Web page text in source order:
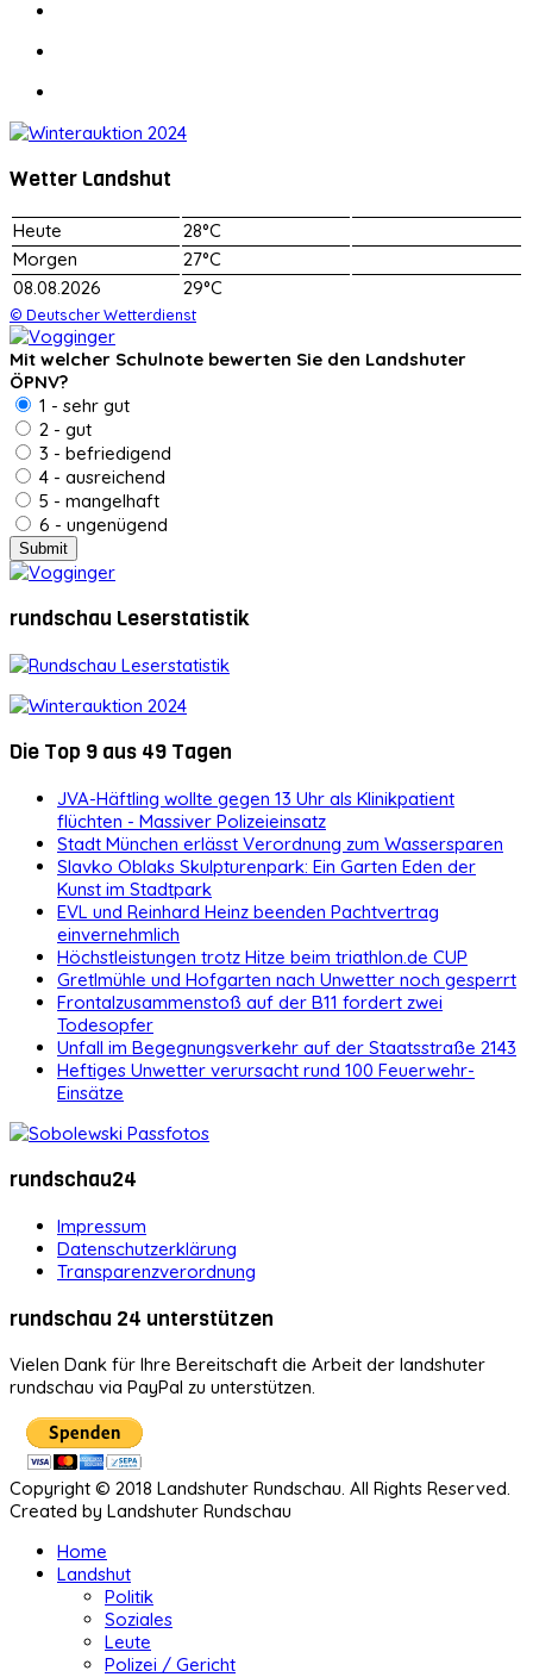
Wetter Landshut
Heute
28°C
Morgen
27°C
08.08.2026
29°C
© Deutscher Wetterdienst
Mit welcher Schulnote bewerten Sie den Landshuter
ÖPNV?
1 - sehr gut
2 - gut
3 - befriedigend
4 - ausreichend
5 - mangelhaft
6 - ungenügend
rundschau Leserstatistik
Die Top 9 aus 49 Tagen
JVA-Häftling wollte gegen 13 Uhr als Klinikpatient
flüchten - Massiver Polizeieinsatz
Stadt München erlässt Verordnung zum Wassersparen
Slavko Oblaks Skulpturenpark: Ein Garten Eden der
Kunst im Stadtpark
EVL und Reinhard Heinz beenden Pachtvertrag
einvernehmlich
Höchstleistungen trotz Hitze beim triathlon.de CUP
Gretlmühle und Hofgarten nach Unwetter noch gesperrt
Frontalzusammenstoß auf der B11 fordert zwei
Todesopfer
Unfall im Begegnungsverkehr auf der Staatsstraße 2143
Heftiges Unwetter verursacht rund 100 Feuerwehr-
Einsätze
rundschau24
Impressum
Datenschutzerklärung
Transparenzverordnung
rundschau 24 unterstützen
Vielen Dank für Ihre Bereitschaft die Arbeit der landshuter
rundschau via PayPal zu unterstützen.
Copyright © 2018 Landshuter Rundschau. All Rights Reserved.
Created by Landshuter Rundschau
Home
Landshut
Politik
Soziales
Leute
Polizei / Gericht